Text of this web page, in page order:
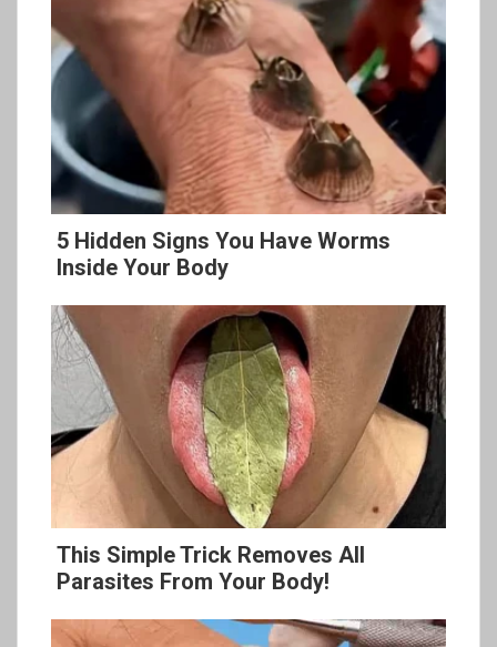
5 Hidden Signs You Have Worms
Inside Your Body
This Simple Trick Removes All
Parasites From Your Body!